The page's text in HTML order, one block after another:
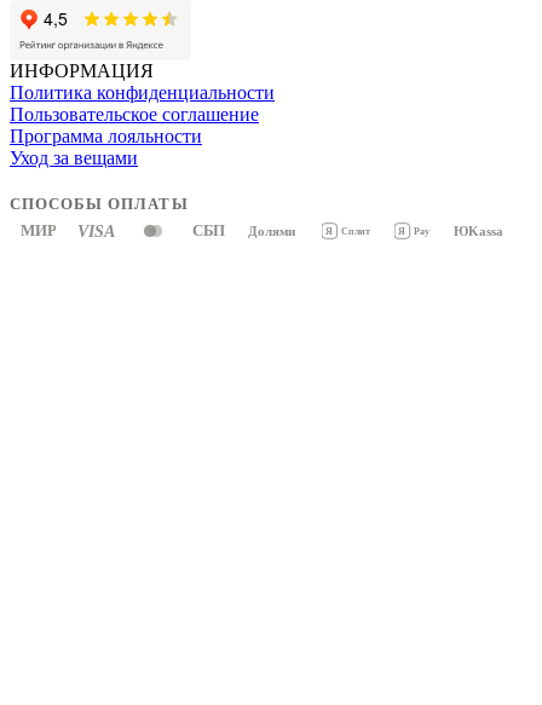
ИНФОРМАЦИЯ
Политика конфиденциальности
Пользовательское соглашение
Программа лояльности
Уход за вещами
СПОСОБЫ ОПЛАТЫ
МИР VISA СБП Долями Я Сплит Я Pay ЮKassa